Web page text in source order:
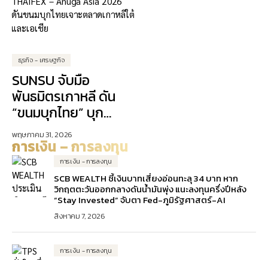
ธุรกิจ - เศรษฐกิจ
SUNSU จับมือ
พันธมิตรเกาหลี ดัน
“ขนมบุกไทย” บุก
ตลาดเอเชีย
พฤษภาคม 31, 2026
การเงิน – การลงทุน
การเงิน - การลงทุน
SCB WEALTH ชี้เงินบาทเสี่ยงอ่อนทะลุ 34 บาท หาก
วิกฤตตะวันออกกลางดันน้ำมันพุ่ง แนะลงทุนครึ่งปีหลัง
“Stay Invested” จับตา Fed-ภูมิรัฐศาสตร์-AI
สิงหาคม 7, 2026
การเงิน - การลงทุน